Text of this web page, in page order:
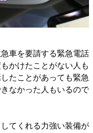
車を要請する緊急電話
かけたことがない人も
たことがあっても緊急
なかった人もいるので
てくれる力強い装備が